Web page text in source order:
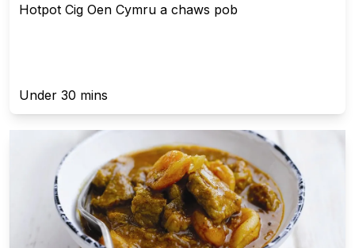
Hotpot Cig Oen Cymru a chaws pob
Under 30 mins